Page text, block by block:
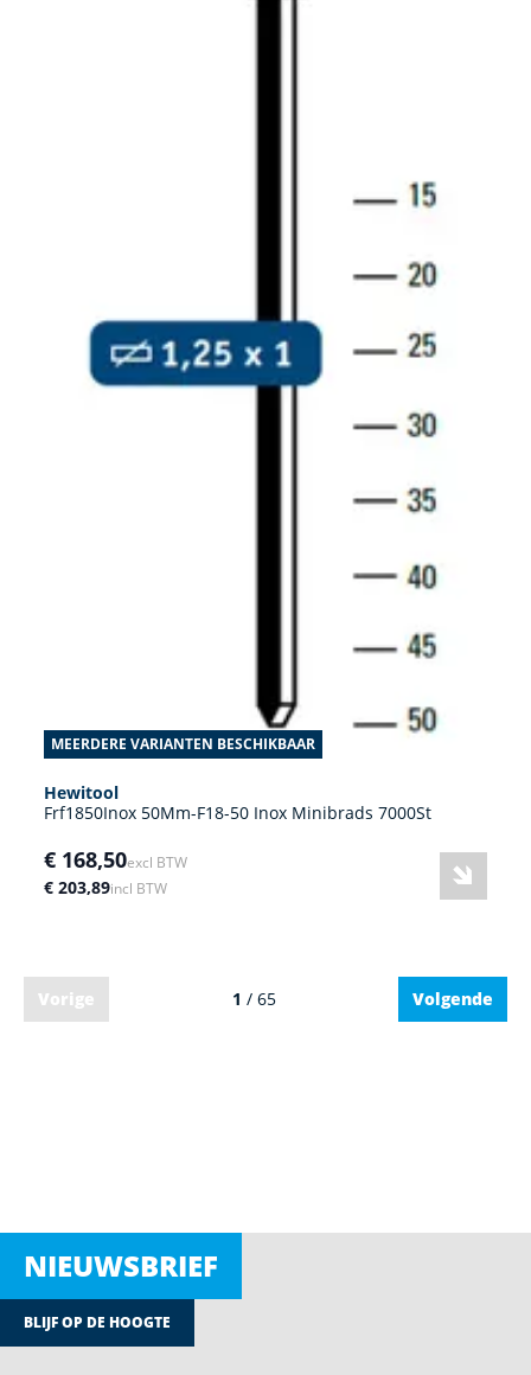
MEERDERE VARIANTEN BESCHIKBAAR
Hewitool
Frf1850Inox 50Mm-F18-50 Inox Minibrads 7000St
€ 168,50excl BTW
€ 203,89incl BTW
Vorige 1 / 65 Volgende
NIEUWSBRIEF
BLIJF OP DE HOOGTE